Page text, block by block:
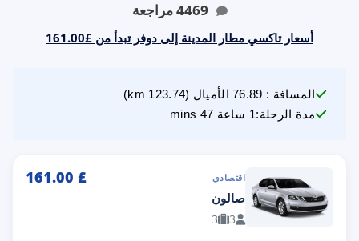
4469مراجعة
أسعار تاكسي مطار المدينة إلى دوفر تبدأ من £161.00
المسافة :
76.89 الأميال (
123.74
مدة الرحلة:1 ساعة 47 mins
اقتصادي £
161.00
صالون
3
3